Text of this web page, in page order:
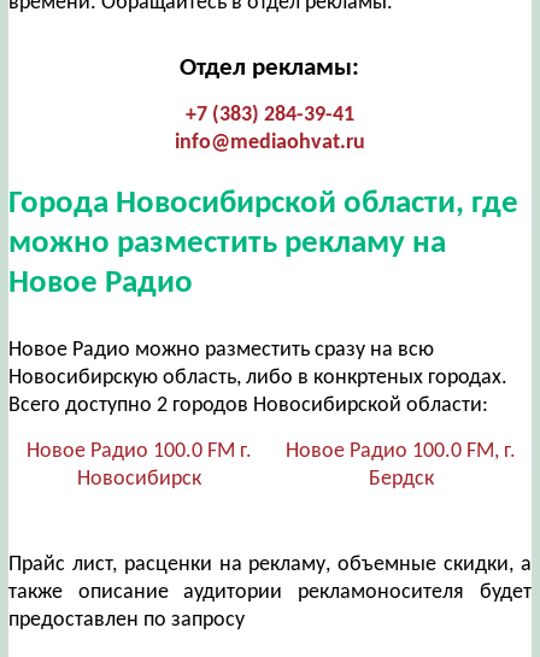
Отдел рекламы:
+7 (383) 284-39-41
info@mediaohvat.ru
Города Новосибирской области, где
можно разместить рекламу на
Новое Радио
Новое Радио можно разместить сразу на всю
Новосибирскую область, либо в конкртеных городах.
Всего доступно 2 городов Новосибирской области:
Новое Радио 100.0 FM г.
Новосибирск
Новое Радио 100.0 FM, г.
Бердск
Прайс лист, расценки на рекламу, объемные скидки, а
также описание аудитории рекламоносителя будет
предоставлен по запросу